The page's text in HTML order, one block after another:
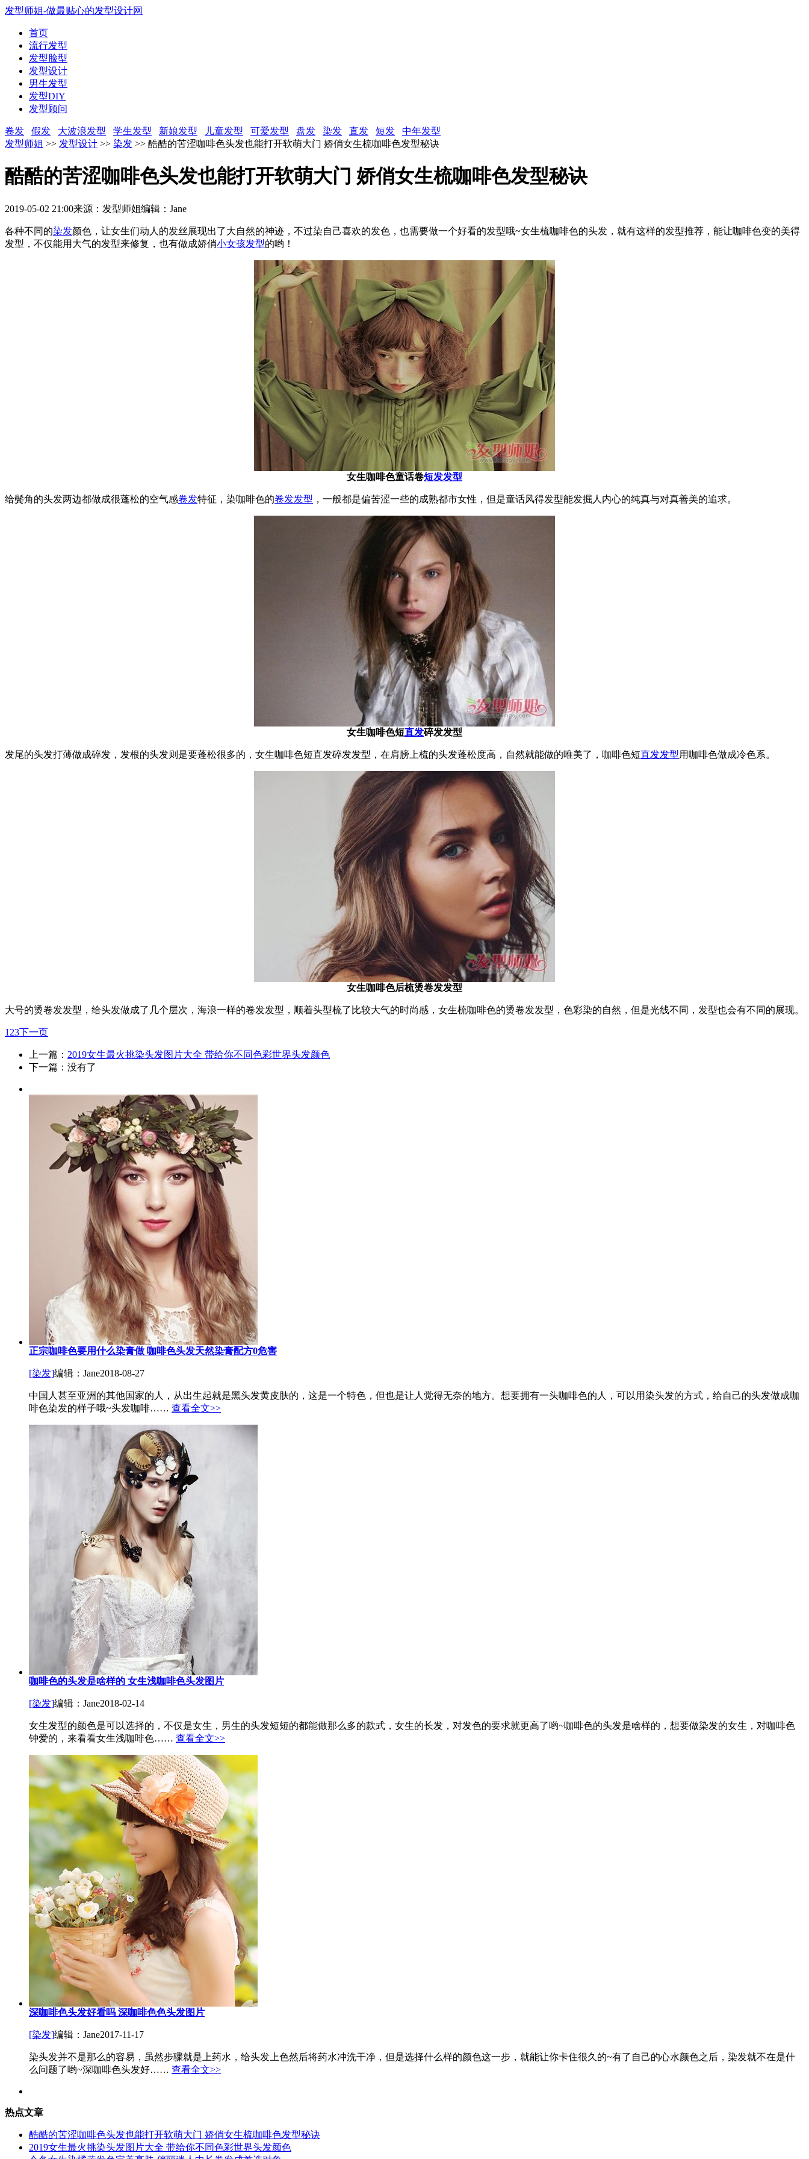
发型师姐-做最贴心的发型设计网
首页
流行发型
发型脸型
发型设计
男生发型
发型DIY
发型顾问
卷发 假发 大波浪发型 学生发型 新娘发型 儿童发型 可爱发型 盘发 染发 直发 短发
中年发型
发型师姐 >> 发型设计 >> 染发 >> 酷酷的苦涩咖啡色头发也能打开软萌大门 娇俏女生梳咖啡色发型秘诀
酷酷的苦涩咖啡色头发也能打开软萌大门 娇俏女生梳咖啡色发型秘诀
2019-05-02 21:00来源：发型师姐编辑：Jane
各种不同的染发颜色，让女生们动人的发丝展现出了大自然的神迹，不过染自己喜欢的发色，也需要做一个好看的发型哦~女生梳咖啡色的头发，就有这样的发型推荐，能让咖啡色变的美得
发型，不仅能用大气的发型来修复，也有做成娇俏小女孩发型的哟！
女生咖啡色童话卷短发发型
给鬓角的头发两边都做成很蓬松的空气感卷发特征，染咖啡色的卷发发型 ，一般都是偏苦涩一些的成熟都市女性，但是童话风得发型能发掘人内心的纯真与对真善美的追求。
女生咖啡色短直发碎发发型
发尾的头发打薄做成碎发，发根的头发则是要蓬松很多的，女生咖啡色短直发碎发发型，在肩膀上梳的头发蓬松度高，自然就能做的唯美了，咖啡色短直发发型用咖啡色做成冷色系。
女生咖啡色后梳烫卷发发型
大号的烫卷发发型，给头发做成了几个层次，海浪一样的卷发发型，顺着头型梳了比较大气的时尚感，女生梳咖啡色的烫卷发发型，色彩染的自然，但是光线不同，发型也会有不同的展现。
1 23下一页
上一篇： 2019女生最火挑染头发图片大全 带给你不同色彩世界头发颜色
下一篇：没有了
正宗咖啡色要用什么染膏做 咖啡色头发天然染膏配方0危害
[染发]编辑：Jane2018-08-27
中国人甚至亚洲的其他国家的人，从出生起就是黑头发黄皮肤的，这是一个特色，但也是让人觉得无奈的地方。想要拥有一头咖啡色的人，可以用染头发的方式，给自己的头发做成咖
啡色染发的样子哦~头发咖啡…… 查看全文>>
咖啡色的头发是啥样的 女生浅咖啡色头发图片
[染发]编辑：Jane2018-02-14
女生发型的颜色是可以选择的，不仅是女生，男生的头发短短的都能做那么多的款式，女生的长发，对发色的要求就更高了哟~咖啡色的头发是啥样的，想要做染发的女生，对咖啡色
钟爱的，来看看女生浅咖啡色…… 查看全文>>
深咖啡色头发好看吗 深咖啡色色头发图片
[染发]编辑：Jane2017-11-17
染头发并不是那么的容易，虽然步骤就是上药水，给头发上色然后将药水冲洗干净，但是选择什么样的颜色这一步，就能让你卡住很久的~有了自己的心水颜色之后，染发就不在是什
么问题了哟~深咖啡色头发好…… 查看全文>>
热点文章
酷酷的苦涩咖啡色头发也能打开软萌大门 娇俏女生梳咖啡色发型秘诀
2019女生最火挑染头发图片大全 带给你不同色彩世界头发颜色